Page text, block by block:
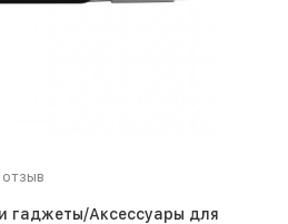
гаджеты/Аксессуары для